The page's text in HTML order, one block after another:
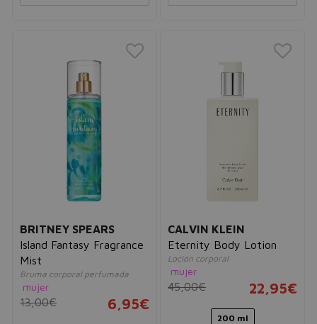
BRITNEY SPEARS
Island Fantasy Fragrance
Mist
Bruma corporal perfumada
mujer
13,00€ 6,95€
CALVIN KLEIN
Eternity Body Lotion
Loción corporal
mujer
45,00€ 22,95€
200 ml